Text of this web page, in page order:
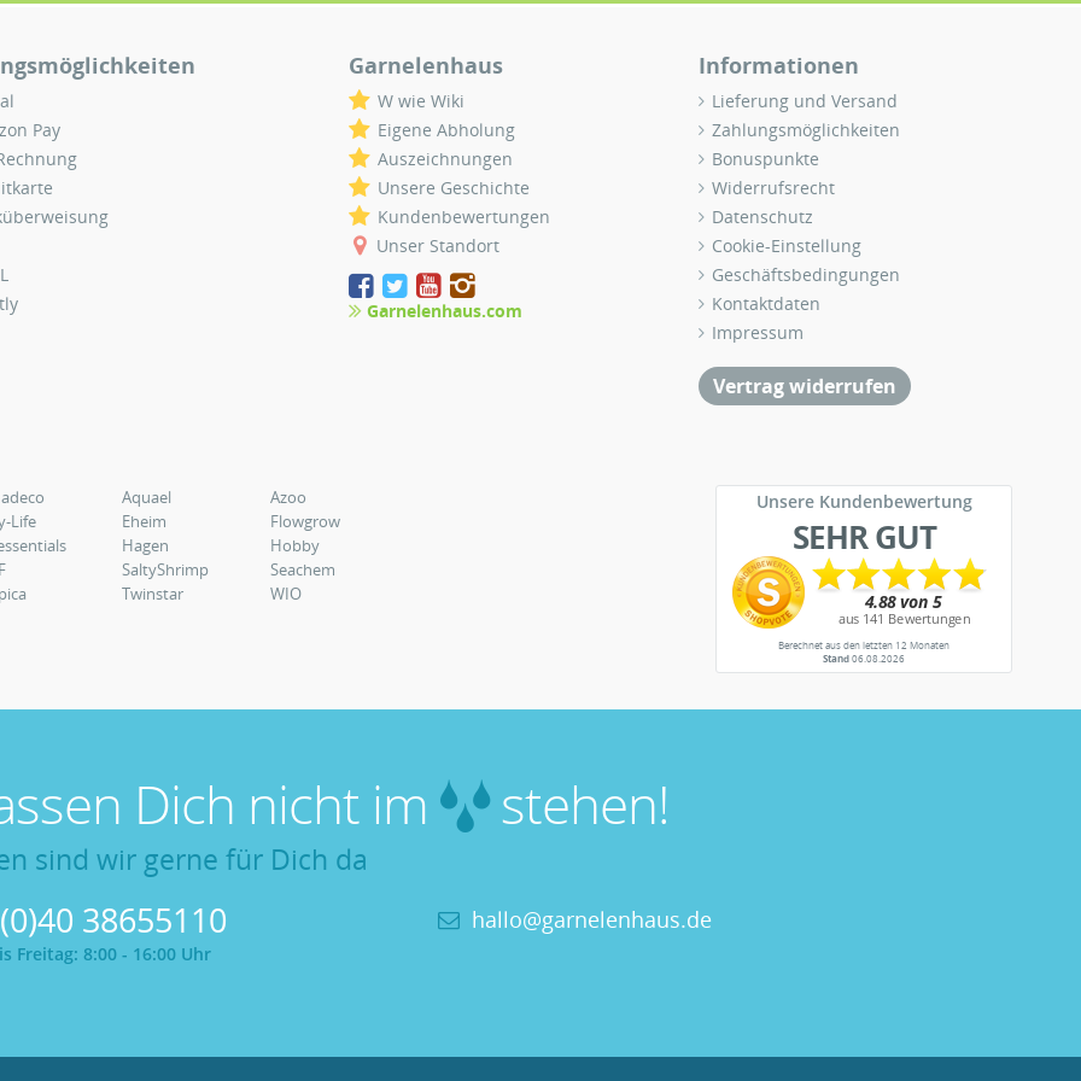
Pay
Garnelenhaus
W wie Wiki
Eigene Abholung
Auszeichnungen
Unsere Geschichte
Kundenbewertungen
Unser Standort
Garnelenhaus.com
Informationen
Lieferung und Versand
Zahlungsmöglichkeiten
Bonuspunkte
Widerrufsrecht
Datenschutz
Cookie-Einstellung
Geschäftsbedingungen
Kontaktdaten
Impressum
Vertrag widerrufen
Aquael
Azoo
Life
Eheim
Flowgrow
Hagen
Hobby
SaltyShrimp
Seachem
Twinstar WIO
Unsere Kundenbewertung
SEHR GUT
Berechnet aus den letzten 12 Monaten
Stand06.08.2026
Dich nicht im stehen!
sind wir gerne für Dich da
38655110
Freitag: 8:00 - 16:00 Uhr
hallo@garnelenhaus.de